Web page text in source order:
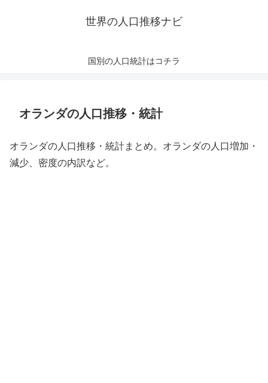
世界の人口推移ナビ
国別の人口統計はコチラ
オランダの人口推移・統計
オランダの人口推移・統計まとめ。オランダの人口増加・
減少、密度の内訳など。